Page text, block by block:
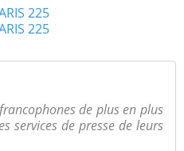
de plus en plus
services de presse de leurs